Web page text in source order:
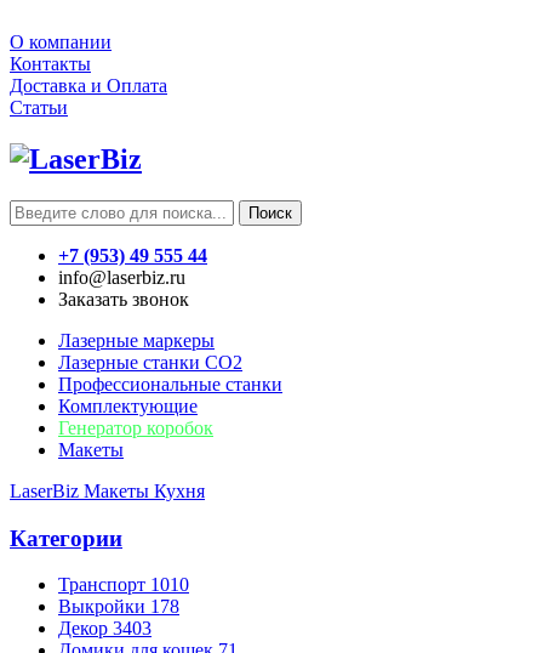
О компании
Контакты
Доставка и Оплата
Статьи
Поиск
+7 (953) 49 555 44
info@laserbiz.ru
Заказать звонок
Лазерные маркеры
Лазерные станки CO2
Профессиональные станки
Комплектующие
Генератор коробок
Макеты
LaserBiz Макеты Кухня
Категории
Транспорт 1010
Выкройки 178
Декор 3403